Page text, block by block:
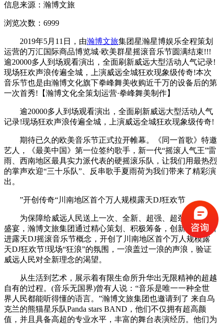
信息来源：瀚博文旅
浏览次数：6999
2019年5月11日，由瀚博文旅集团星瀚星博娱乐全程策划
运营的万汇国际商品博览城·欧美群星摇滚音乐节圆满结束!!!
逾20000多人到场观看演出，全面刷新威远大型活动人气记录!
现场狂欢声浪传遍全城，上演威远全城狂欢现象级传奇!本次
音乐节也是由瀚博文化旗下拳峰舞美收购近千万的设备后的第
一次首秀!【瀚博文化全策划运营·拳峰舞美制作】
逾20000多人到场观看演出，全面刷新威远大型活动人气
记录!现场狂欢声浪传遍全城，上演威远全城狂欢现象级传奇!
期待已久的欧美音乐节正式拉开帷幕。《同一首歌》特邀
艺人，《最美中国》第一位签约歌手，新一代“摇滚人气王”雷
雨、西南地区最具实力派代表的硬摇滚乐队，让我们用最热烈
的掌声欢迎“三十乐队”、反串歌手夏雨荷为我们带来了精彩演
出。
”开创传奇“川南地区首个万人规模露天DJ狂欢节
为保障给威远人民送上一次、全新、超强、超劲爆的视听
盛宴，瀚博文旅集团通过精心策划、积极筹备，创新在威远引
进露天DJ摇滚音乐节概念，开创了川南地区首个万人规模露
天DJ狂欢节!现场“狂浪”的氛围，一浪盖过一浪的声浪，验证
威远人民对全新理念的渴望。
从生活到艺术，展示着有限生命所升华出无限精神的超越
自有的过程。(音乐无国界)曾有人说：“音乐是唯一一种全世
界人民都能听得懂的语言。”瀚博文旅集团也邀请到了 来自乌
克兰的熊猫星乐队Panda stars BAND，他们不仅拥有超高颜
值，并且具备高超的专业水平，丰富的舞台表演经历。他们为